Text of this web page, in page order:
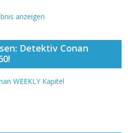
anzeigen
Detektiv Conan